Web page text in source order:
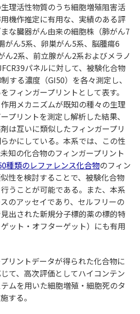
理活性物質のうち細胞増殖阻害活
機作推定に有用な、実績のある評
な臓器がん由来の細胞株（肺がん7
がん5系、卵巣がん5系、脳腫瘍6
ん2系、前立腺がん2系およびメラノ
パネルに対して、被験化合物
する濃度（GI50）を各々測定し、
フィンガープリントとして表す。
用メカニズムが既知の種々の生理
プリントを測定し解析した結果、
は互いに類似したフィンガープリ
かにしている。本系では、この性
知の化合物のフィンガープリント
種類のレファレンス化合物のフィン
性を検討することで、被験化合物
うことが可能である。また、本系
のアッセイであり、セルフリーの
出された新規分子標的薬の標的特
ット・オフターゲット）にも有用
リントデータが得られた化合物に
て、高次評価としてハイコンテン
ムを用いた細胞増殖・細胞死のタ
する。